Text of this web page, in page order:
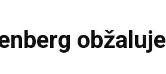
obžaluje